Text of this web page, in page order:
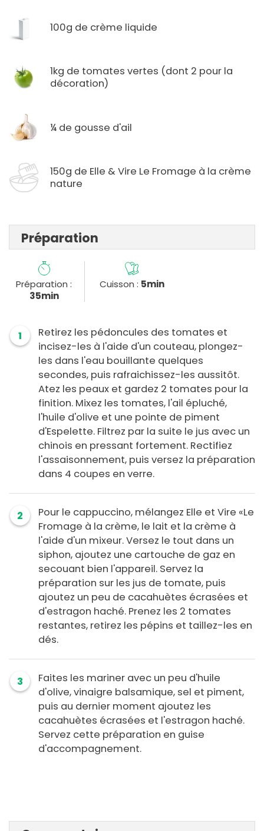
100g de crème liquide
1kg de tomates vertes (dont 2 pour la
décoration)
¼ de gousse d'ail
150g de Elle & Vire Le Fromage à la crème
nature
Préparation
Préparation :
35min
Cuisson : 5min
1
Retirez les pédoncules des tomates et
incisez-les à l'aide d'un couteau, plongez-
les dans l'eau bouillante quelques
secondes, puis rafraichissez-les aussitôt.
Atez les peaux et gardez 2 tomates pour la
finition. Mixez les tomates, l'ail épluché,
l'huile d'olive et une pointe de piment
d'Espelette. Filtrez par la suite le jus avec un
chinois en pressant fortement. Rectifiez
l'assaisonnement, puis versez la préparation
dans 4 coupes en verre.
2
Pour le cappuccino, mélangez Elle et Vire «Le
Fromage à la crème, le lait et la crème à
l'aide d'un mixeur. Versez le tout dans un
siphon, ajoutez une cartouche de gaz en
secouant bien l'appareil. Servez la
préparation sur les jus de tomate, puis
ajoutez un peu de cacahuètes écrasées et
d'estragon haché. Prenez les 2 tomates
restantes, retirez les pépins et taillez-les en
dés.
3
Faites les mariner avec un peu d'huile
d'olive, vinaigre balsamique, sel et piment,
puis au dernier moment ajoutez les
cacahuètes écrasées et l'estragon haché.
Servez cette préparation en guise
d'accompagnement.